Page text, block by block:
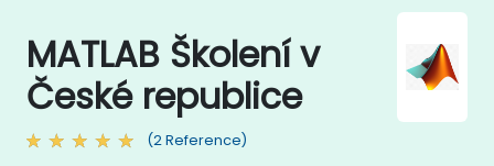
MATLAB Školení v
České republice
(2 Reference)